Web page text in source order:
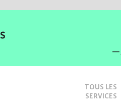
TOUS LES
SERVICES